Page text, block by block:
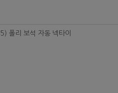
폴리 보석 자동 넥타이